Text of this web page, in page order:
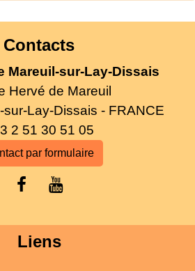
Contacts
Mareuil-sur-Lay-Dissais
Hervé de Mareuil
Lay-Dissais - FRANCE
2 51 30 51 05
par formulaire
Liens